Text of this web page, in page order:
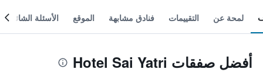
لمحة عن التقييمات فنادق مشابهة الموقع الأسئلة الشائعة
أفضل صفقات Hotel Sai Yatri